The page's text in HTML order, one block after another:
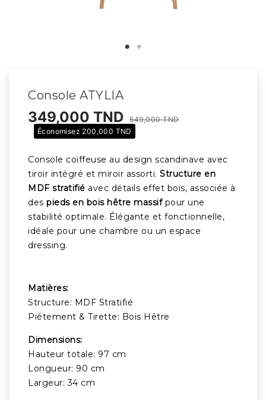
Console ATYLIA
349,000 TND
549,000 TND
Économisez 200,000 TND
Console coiffeuse au design scandinave avec
tiroir intégré et miroir assorti. Structure en
MDF stratifié avec détails effet bois, associée à
des pieds en bois hêtre massifpour une
stabilité optimale. Élégante et fonctionnelle,
idéale pour une chambre ou un espace
dressing.
Matières:
Structure: MDF Stratifié
Piétement & Tirette: Bois Hêtre
Dimensions:
Hauteur totale: 97 cm
Longueur: 90 cm
Largeur: 34 cm